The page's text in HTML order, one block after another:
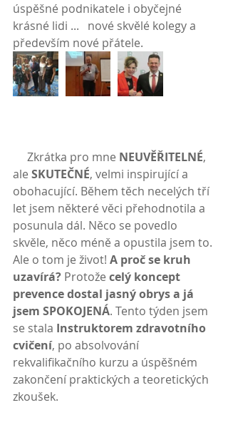
úspěšné podnikatele i obyčejné
krásné lidi ...   nové skvělé kolegy a
především nové přátele.
     Zkrátka pro mne
NEUVĚŘITELNÉ,
ale SKUTEČNÉ, velmi inspirující a
obohacující. Během těch necelých tří
let jsem některé věci přehodnotila a
posunula dál. Něco se povedlo
skvěle, něco méně a opustila jsem to.
Ale o tom je život! A proč se kruh
uzavírá? Protože celý koncept
prevence dostal jasný obrys a já
jsem SPOKOJENÁ. Tento týden jsem
se stala Instruktorem zdravotního
cvičení, po absolvování
rekvalifikačního kurzu a úspěšném
zakončení praktických a teoretických
zkoušek.